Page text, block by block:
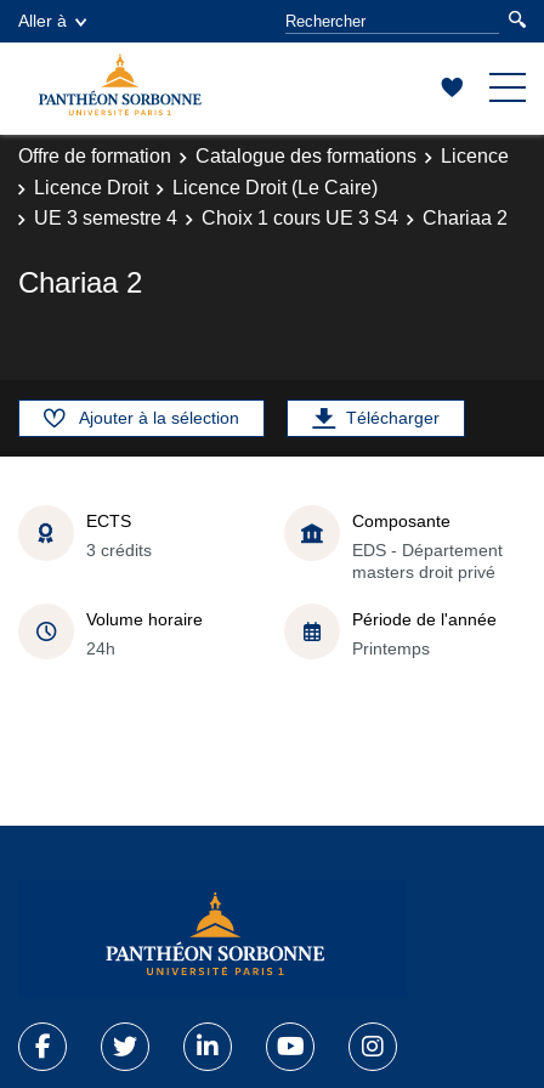
Aller à
Offre de formation Catalogue des formations
Licence
Licence Droit
Licence Droit (Le Caire)
UE 3 semestre 4
Choix 1 cours UE 3 S4 Chariaa 2
Chariaa 2
Ajouter à la sélection Télécharger
ECTS
3 crédits
Composante
EDS - Département
masters droit privé
Volume horaire
24h
Période de l'année
Printemps